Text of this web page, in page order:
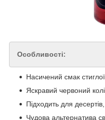
Особливості:
Насичений смак
Яскравий червоний
Підходить для
Чудова альтернатива